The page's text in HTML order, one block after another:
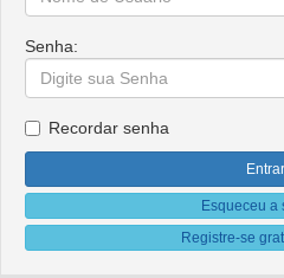
Senha:
Recordar senha
Esqueceu a
Registre-se